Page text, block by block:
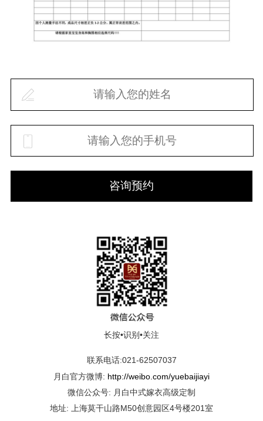
咨询预约
长按•识别•关注
联系电话:021-62507037
月白官方微博: http://weibo.com/yuebaijiayi
微信公众号: 月白中式嫁衣高级定制
地址: 上海莫干山路M50创意园区4号楼201室